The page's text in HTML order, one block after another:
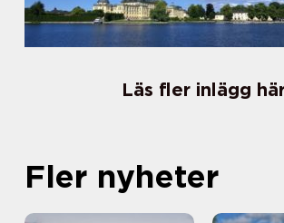
Läs fler inlägg
Fler nyheter